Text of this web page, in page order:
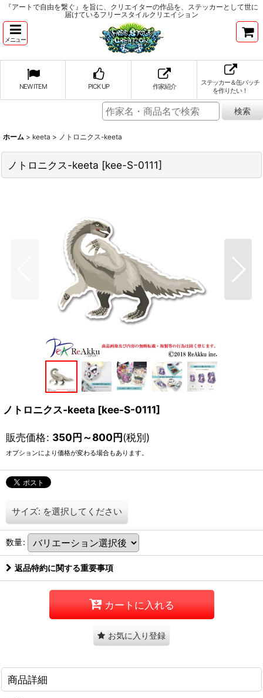
『アートで自由を繋ぐ』を旨に、クリエイターの作品を、ステッカーとして世に
届けているフリースタイルクリエイション
メニュー
NEW ITEM PICK UP 作家紹介
ステッカー＆缶バッチ
を作りたい！
ホーム > keeta > ノトロニクス-keeta
ノトロニクス-keeta [kee-S-0111]
ノトロニクス-keeta [kee-S-0111]
販売価格: 350円～800円(税別)
オプションにより価格が変わる場合もあります。
サイズ: を選択してください
数量:
返品特約に関する重要事項
カートに入れる
お気に入り登録
商品詳細